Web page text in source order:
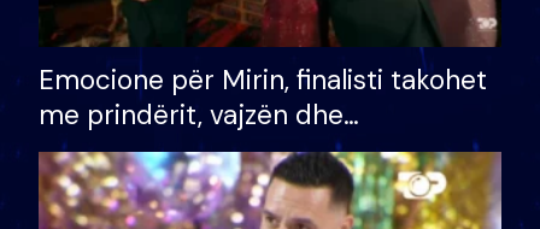
Emocione për Mirin, finalisti takohet
me prindërit, vajzën dhe
bashkëshorten: S’kemi ndonjë letër
divorci apo jo?